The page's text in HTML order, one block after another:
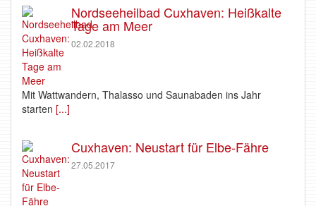
Nordseeheilbad Cuxhaven: Heißkalte
Tage am Meer
02.02.2018
Mit Wattwandern, Thalasso und Saunabaden ins Jahr
starten [...]
Cuxhaven: Neustart für Elbe-Fähre
27.05.2017